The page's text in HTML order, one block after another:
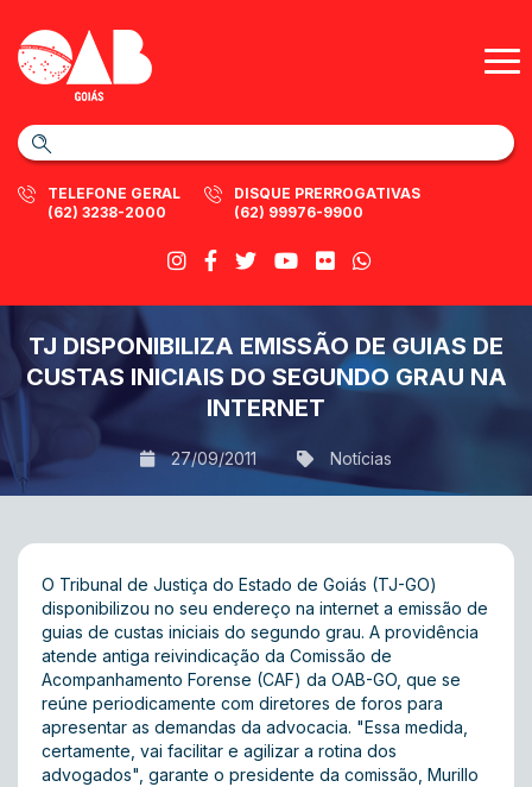
TELEFONE GERAL
(62) 3238-2000
DISQUE PRERROGATIVAS
(62) 99976-9900
TJ DISPONIBILIZA EMISSÃO DE GUIAS DE
CUSTAS INICIAIS DO SEGUNDO GRAU NA
INTERNET
27/09/2011 Notícias
O Tribunal de Justiça do Estado de Goiás (TJ-GO)
disponibilizou no seu endereço na internet a emissão de
guias de custas iniciais do segundo grau. A providência
atende antiga reivindicação da Comissão de
Acompanhamento Forense (CAF) da OAB-GO, que se
reúne periodicamente com diretores de foros para
apresentar as demandas da advocacia. "Essa medida,
certamente, vai facilitar e agilizar a rotina dos
advogados", garante o presidente da comissão, Murillo